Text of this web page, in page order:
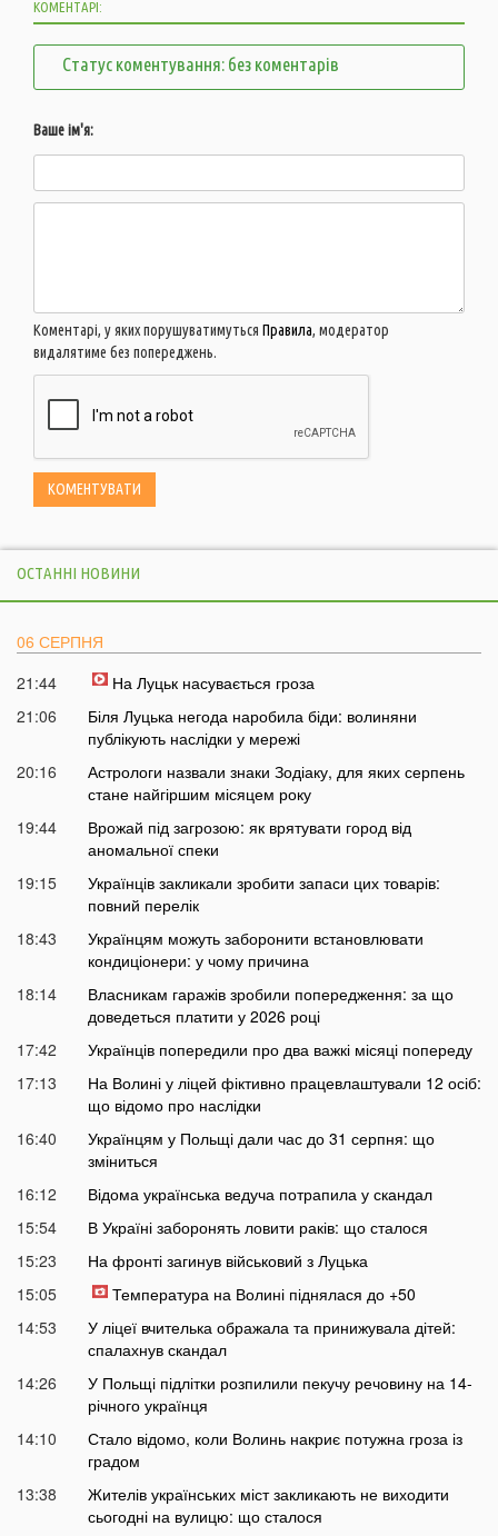
КОМЕНТАРІ:
Статус коментування: без коментарів
Ваше ім'я:
Коментарі, у яких порушуватимуться Правила, модератор
видалятиме без попереджень.
ОСТАННІ НОВИНИ
06 СЕРПНЯ
21:44
На Луцьк насувається гроза
21:06
Біля Луцька негода наробила біди: волиняни
публікують наслідки у мережі
20:16
Астрологи назвали знаки Зодіаку, для яких серпень
стане найгіршим місяцем року
19:44
Врожай під загрозою: як врятувати город від
аномальної спеки
19:15
Українців закликали зробити запаси цих товарів:
повний перелік
18:43
Українцям можуть заборонити встановлювати
кондиціонери: у чому причина
18:14
Власникам гаражів зробили попередження: за що
доведеться платити у 2026 році
17:42
Українців попередили про два важкі місяці попереду
17:13
На Волині у ліцей фіктивно працевлаштували 12 осіб:
що відомо про наслідки
16:40
Українцям у Польщі дали час до 31 серпня: що
зміниться
16:12
Відома українська ведуча потрапила у скандал
15:54
В Україні заборонять ловити раків: що сталося
15:23
На фронті загинув військовий з Луцька
15:05
Температура на Волині піднялася до +50
14:53
У ліцеї вчителька ображала та принижувала дітей:
спалахнув скандал
14:26
У Польщі підлітки розпилили пекучу речовину на 14-
річного українця
14:10
Стало відомо, коли Волинь накриє потужна гроза із
градом
13:38
Жителів українських міст закликають не виходити
сьогодні на вулицю: що сталося